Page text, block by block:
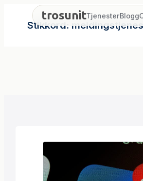
Stikkord:
trosunitTjenesterBlogg